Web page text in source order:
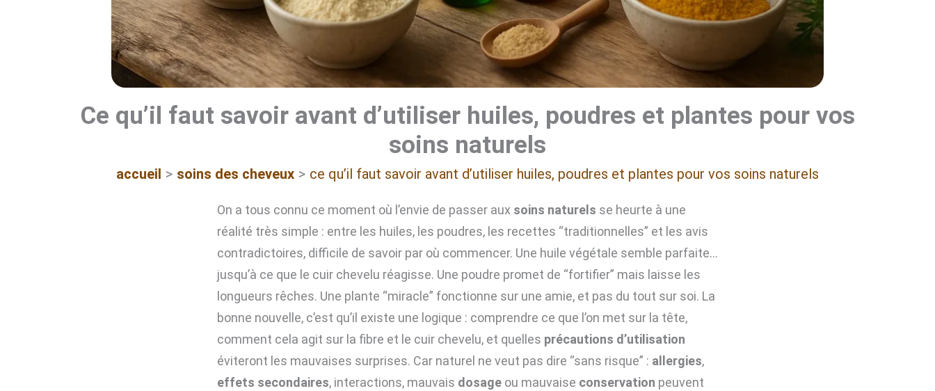
Ce qu’il faut savoir avant d’utiliser huiles, poudres et plantes pour vos
soins naturels
accueil soins des cheveux ce qu’il faut savoir avant d’utiliser huiles, poudres et plantes pour vos soins naturels
On a tous connu ce moment où l’envie de passer aux soins naturels se heurte à une
réalité très simple : entre les huiles, les poudres, les recettes “traditionnelles” et les avis
contradictoires, difficile de savoir par où commencer. Une huile végétale semble parfaite…
jusqu’à ce que le cuir chevelu réagisse. Une poudre promet de “fortifier” mais laisse les
longueurs rêches. Une plante “miracle” fonctionne sur une amie, et pas du tout sur soi. La
bonne nouvelle, c’est qu’il existe une logique : comprendre ce que l’on met sur la tête,
comment cela agit sur la fibre et le cuir chevelu, et quelles précautions d’utilisation
éviteront les mauvaises surprises. Car naturel ne veut pas dire “sans risque” : allergies,
effets secondaires, interactions, mauvais dosage ou mauvaise conservation peuvent